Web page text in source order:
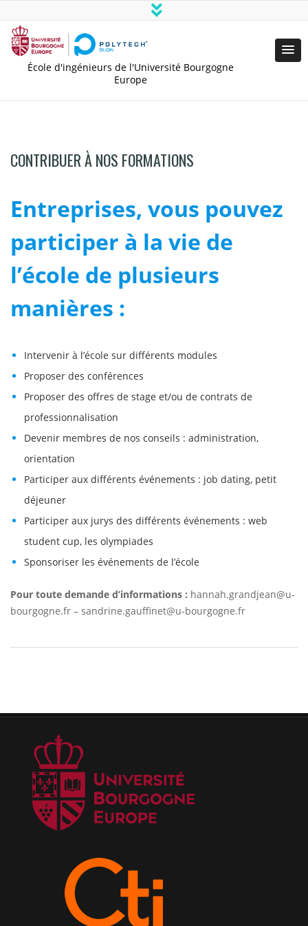
École d'ingénieurs de l'Université Bourgogne
Europe
CONTRIBUER À NOS FORMATIONS
Entreprises, vous pouvez
participer à la vie de
l’école de plusieurs
manières :
Intervenir à l’école sur différents modules
Proposer des conférences
Proposer des offres de stage et/ou de contrats de
professionnalisation
Devenir membres de nos conseils : administration,
orientation
Participer aux différents événements : job dating, petit
déjeuner
Participer aux jurys des différents événements : web
student cup, les olympiades
Sponsoriser les événements de l’école
Pour toute demande d’informations : hannah.grandjean@u-
bourgogne.fr – sandrine.gauffinet@u-bourgogne.fr